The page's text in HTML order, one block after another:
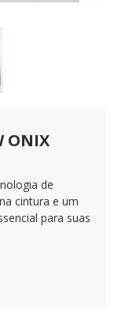
ONIX
de
cintura e um
para suas